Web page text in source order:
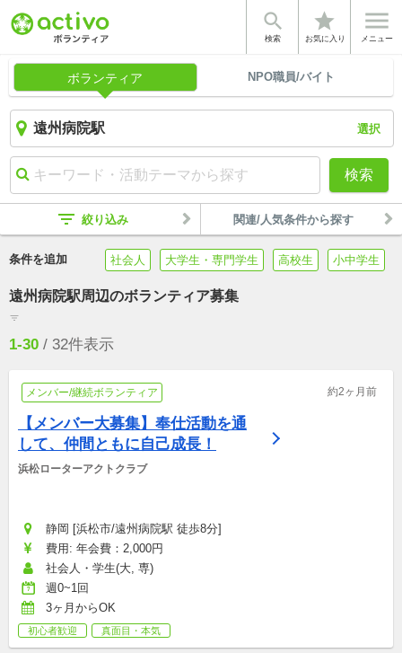

検索
star
お気に入り

メニュー
ボランティア NPO職員/バイト
選択
検索
filter_list 絞り込み 関連/人気条件から探す
条件を追加 社会人 大学生・専門学生 高校生 小中学生
遠州病院駅周辺のボランティア募集
filter_list
1-30 / 32件表示
メンバー/継続ボランティア 約2ヶ月前
【メンバー大募集】奉仕活動を通
して、仲間ともに自己成長！
浜松ローターアクトクラブ
静岡 [浜松市/遠州病院駅 徒歩8分]
費用: 年会費：2,000円
社会人・学生(大, 専)
週0~1回
3ヶ月からOK
初心者歓迎 真面目・本気